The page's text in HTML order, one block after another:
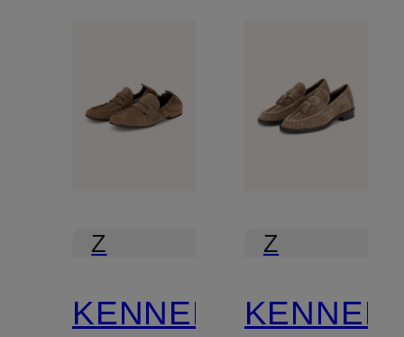
Z
KENNEL
Z
KENNEL